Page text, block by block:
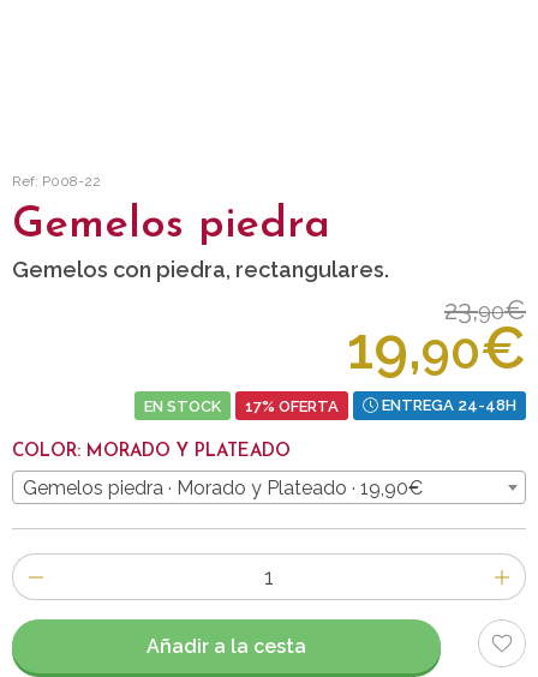
Ref: P008-22
Gemelos piedra
Gemelos con piedra, rectangulares.
23,90€
19,90€
EN STOCK 17% OFERTA ENTREGA 24-48H
COLOR: MORADO Y PLATEADO
Gemelos piedra · Morado y Plateado · 19,90€
Número
de
artículos
Añadir a la cesta